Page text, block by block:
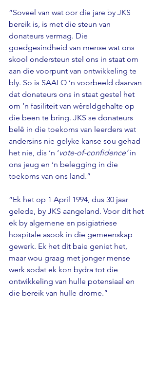
“Soveel van wat oor die jare by JKS
bereik is, is met die steun van
donateurs vermag. Die
goedgesindheid van mense wat ons
skool ondersteun stel ons in staat om
aan die voorpunt van ontwikkeling te
bly. So is SAALO ‘n voorbeeld daarvan
dat donateurs ons in staat gestel het
om ‘n fasiliteit van wêreldgehalte op
die been te bring. JKS se donateurs
belê in die toekoms van leerders wat
andersins nie gelyke kanse sou gehad
het nie, dis ‘n ‘vote-of-confidence’ in
ons jeug en ‘n belegging in die
toekoms van ons land.”
“Ek het op 1 April 1994, dus 30 jaar
gelede, by JKS aangeland. Voor dit het
ek by algemene en psigiatriese
hospitale asook in die gemeenskap
gewerk. Ek het dit baie geniet het,
maar wou graag met jonger mense
werk sodat ek kon bydra tot die
ontwikkeling van hulle potensiaal en
die bereik van hulle drome.”